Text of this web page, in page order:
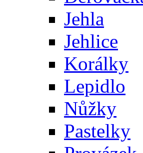
Jehla
Jehlice
Korálky
Lepidlo
Nůžky
Pastelky